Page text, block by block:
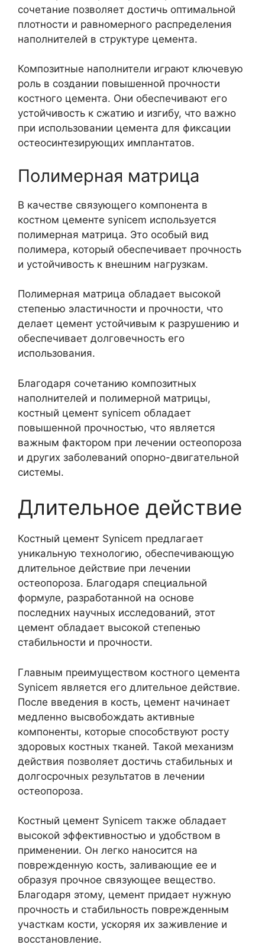
сочетание позволяет достичь оптимальной
плотности и равномерного распределения
наполнителей в структуре цемента.
Композитные наполнители играют ключевую
роль в создании повышенной прочности
костного цемента. Они обеспечивают его
устойчивость к сжатию и изгибу, что важно
при использовании цемента для фиксации
остеосинтезирующих имплантатов.
Полимерная матрица
В качестве связующего компонента в
костном цементе synicem используется
полимерная матрица. Это особый вид
полимера, который обеспечивает прочность
и устойчивость к внешним нагрузкам.
Полимерная матрица обладает высокой
степенью эластичности и прочности, что
делает цемент устойчивым к разрушению и
обеспечивает долговечность его
использования.
Благодаря сочетанию композитных
наполнителей и полимерной матрицы,
костный цемент synicem обладает
повышенной прочностью, что является
важным фактором при лечении остеопороза
и других заболеваний опорно-двигательной
системы.
Длительное действие
Костный цемент Synicem предлагает
уникальную технологию, обеспечивающую
длительное действие при лечении
остеопороза. Благодаря специальной
формуле, разработанной на основе
последних научных исследований, этот
цемент обладает высокой степенью
стабильности и прочности.
Главным преимуществом костного цемента
Synicem является его длительное действие.
После введения в кость, цемент начинает
медленно высвобождать активные
компоненты, которые способствуют росту
здоровых костных тканей. Такой механизм
действия позволяет достичь стабильных и
долгосрочных результатов в лечении
остеопороза.
Костный цемент Synicem также обладает
высокой эффективностью и удобством в
применении. Он легко наносится на
поврежденную кость, заливающие ее и
образуя прочное связующее вещество.
Благодаря этому, цемент придает нужную
прочность и стабильность поврежденным
участкам кости, ускоряя их заживление и
восстановление.